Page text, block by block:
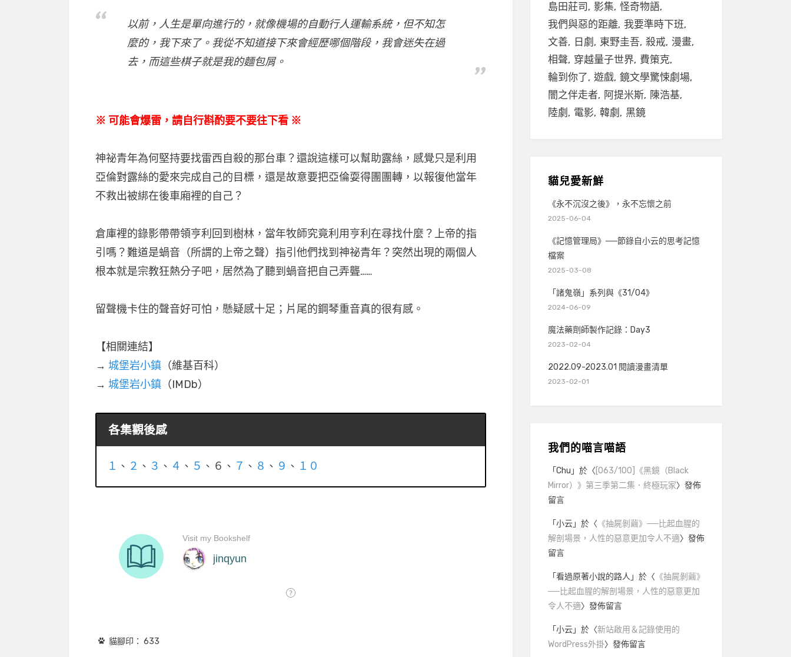
以前，人生是單向進行的，就像機場的自動行人運輸系統，但不知怎
麼的，我下來了。我從不知道接下來會經歷哪個階段，我會迷失在過
去，而這些棋子就是我的麵包屑。
※ 可能會爆雷，請自行斟酌要不要往下看 ※
神祕青年為何堅持要找雷西自殺的那台車？還說這樣可以幫助露絲，感覺只是利用
亞倫對露絲的愛來完成自己的目標，還是故意要把亞倫耍得團團轉，以報復他當年
不救出被綁在後車廂裡的自己？
倉庫裡的錄影帶帶領亨利回到樹林，當年牧師究竟利用亨利在尋找什麼？上帝的指
引嗎？難道是蝸音（所謂的上帝之聲）指引他們找到神祕青年？突然出現的兩個人
根本就是宗教狂熱分子吧，居然為了聽到蝸音把自己弄聾……
留聲機卡住的聲音好可怕，懸疑感十足；片尾的鋼琴重音真的很有感。
【相關連結】
→ 城堡岩小鎮 （維基百科）
→ 城堡岩小鎮 （IMDb）
各集觀後感
１ 、 ２ 、 ３ 、 ４ 、 ５ 、６、 ７ 、 ８ 、 ９ 、 １０
貓腳印： 633
島田莊司
影集 怪奇物語
我們與惡的距離 我要準時下班
文善
日劇 東野圭吾 殺戒 漫畫
相聲 穿越量子世界 費策克
輪到你了 遊戲 鏡文學驚悚劇場
闇之伴走者
阿提米斯
陳浩基
陸劇
電影 韓劇 黑鏡
貓兒愛新鮮
《永不沉沒之後》，永不忘懷之前
2025-06-04
《記憶管理局》──節錄自小云的思考記憶
檔案
2025-03-08
「諸鬼嶺」系列與《31/04》
2024-06-09
魔法藥劑師製作記錄：Day3
2023-02-04
2022.09-2023.01 閱讀漫畫清單
2023-02-01
我們的喵言喵語
「Chu 」於〈 [063/100]《黑鏡（Black
Mirror）》第三季第二集．終極玩家〉發佈
留言
「小云」於〈 《抽屍剝繭》──比起血腥的
解剖場景，人性的惡意更加令人不適〉發佈
留言
「看過原著小說的路人 」於〈 《抽屍剝繭》
──比起血腥的解剖場景，人性的惡意更加
令人不適〉發佈留言
「小云」於〈新站啟用＆記錄使用的
WordPress外掛〉發佈留言